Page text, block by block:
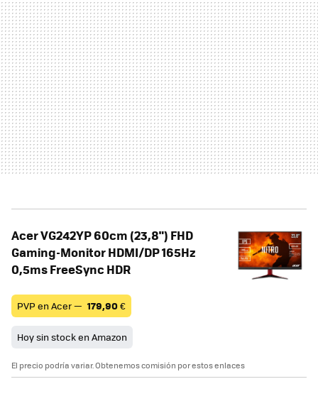
Acer VG242YP 60cm (23,8") FHD
Gaming-Monitor HDMI/DP 165Hz
0,5ms FreeSync HDR
PVP en Acer — 179,90€
Hoy sin stock en Amazon
El precio podría variar. Obtenemos comisión por estos enlaces